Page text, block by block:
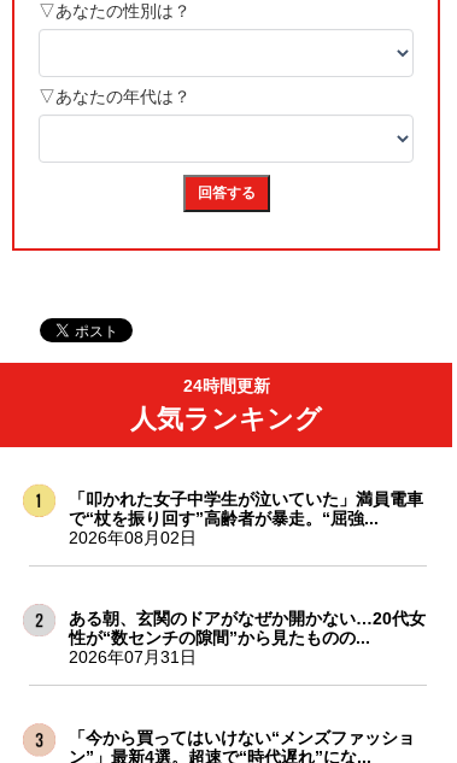
24時間更新
人気ランキング
「叩かれた女子中学生が泣いていた」満員電車
で“杖を振り回す”高齢者が暴走。“屈強...
2026年08月02日
ある朝、玄関のドアがなぜか開かない…20代女
性が“数センチの隙間”から見たものの...
2026年07月31日
「今から買ってはいけない“メンズファッショ
ン”」最新4選。超速で“時代遅れ”にな...